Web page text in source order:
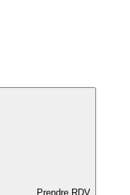
Prendre RDV